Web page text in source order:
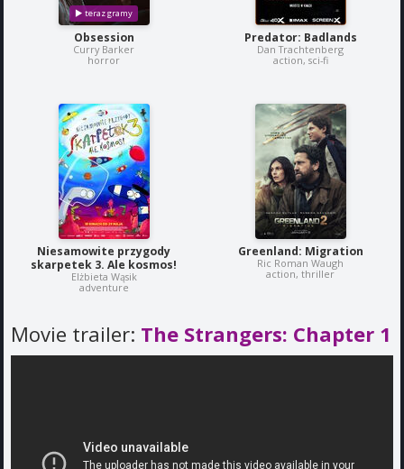
Obsession
Curry Barker
horror
Predator: Badlands
Dan Trachtenberg
action, sci-fi
Niesamowite przygody
skarpetek 3. Ale kosmos!
Elżbieta Wąsik
adventure
Greenland: Migration
Ric Roman Waugh
action, thriller
Movie trailer: The Strangers: Chapter 1